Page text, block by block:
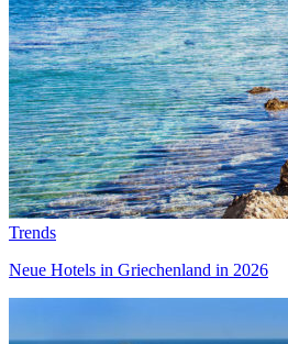
Trends
Neue Hotels in Griechenland in 2026